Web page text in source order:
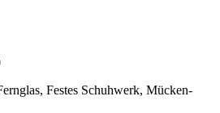
Festes Schuhwerk, Mücken-